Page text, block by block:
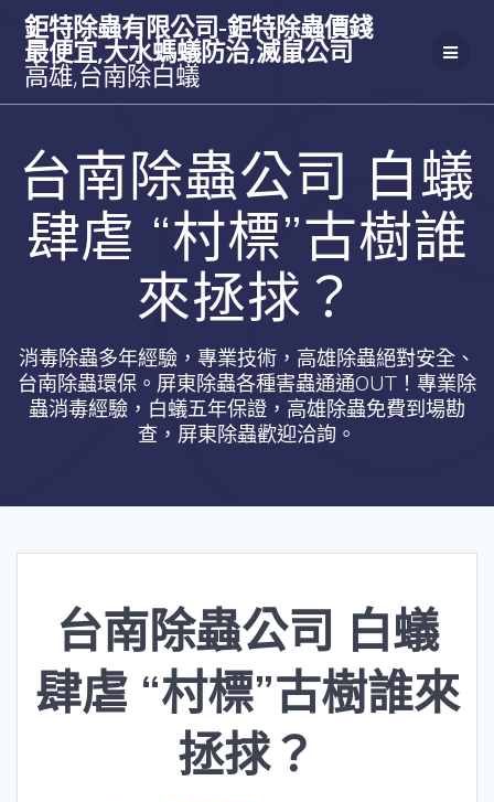
Skip
to
content
鉅特除蟲有限公司-鉅特除蟲價錢
最便宜,大水螞蟻防治,滅鼠公司
高雄,台南除白蟻
台南除蟲公司 白蟻
肆虐 “村標”古樹誰
來拯捄？
消毒除蟲多年經驗，專業技術，高雄除蟲絕對安全、
台南除蟲環保。屏東除蟲各種害蟲通通OUT！專業除
蟲消毒經驗，白蟻五年保證，高雄除蟲免費到場勘
查，屏東除蟲歡迎洽詢。
台南除蟲公司 白蟻
肆虐 “村標”古樹誰來
拯捄？